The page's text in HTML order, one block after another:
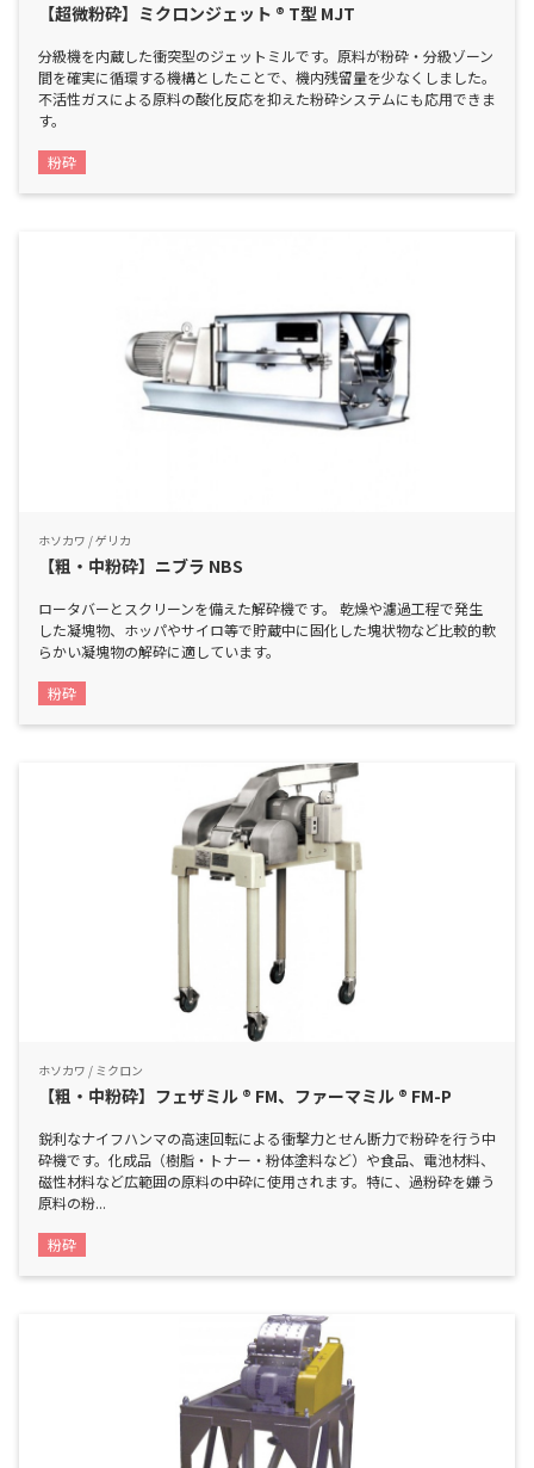
【超微粉砕】ミクロンジェット ® T型 MJT
分級機を内蔵した衝突型のジェットミルです。原料が粉砕・分級ゾーン
間を確実に循環する機構としたことで、機内残留量を少なくしました。
不活性ガスによる原料の酸化反応を抑えた粉砕システムにも応用できま
す。
粉砕
ホソカワ / ゲリカ
【粗・中粉砕】ニブラ NBS
ロータバーとスクリーンを備えた解砕機です。 乾燥や濾過工程で発生
した凝塊物、ホッパやサイロ等で貯蔵中に固化した塊状物など比較的軟
らかい凝塊物の解砕に適しています。
粉砕
ホソカワ / ミクロン
【粗・中粉砕】フェザミル ® FM、ファーマミル ® FM-P
鋭利なナイフハンマの高速回転による衝撃力とせん断力で粉砕を行う中
砕機です。化成品（樹脂・トナー・粉体塗料など）や食品、電池材料、
磁性材料など広範囲の原料の中砕に使用されます。特に、過粉砕を嫌う
原料の粉...
粉砕